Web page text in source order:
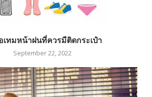
เทมหน้าฝนที่ควรมีติดกระเป๋า
September 22, 2022